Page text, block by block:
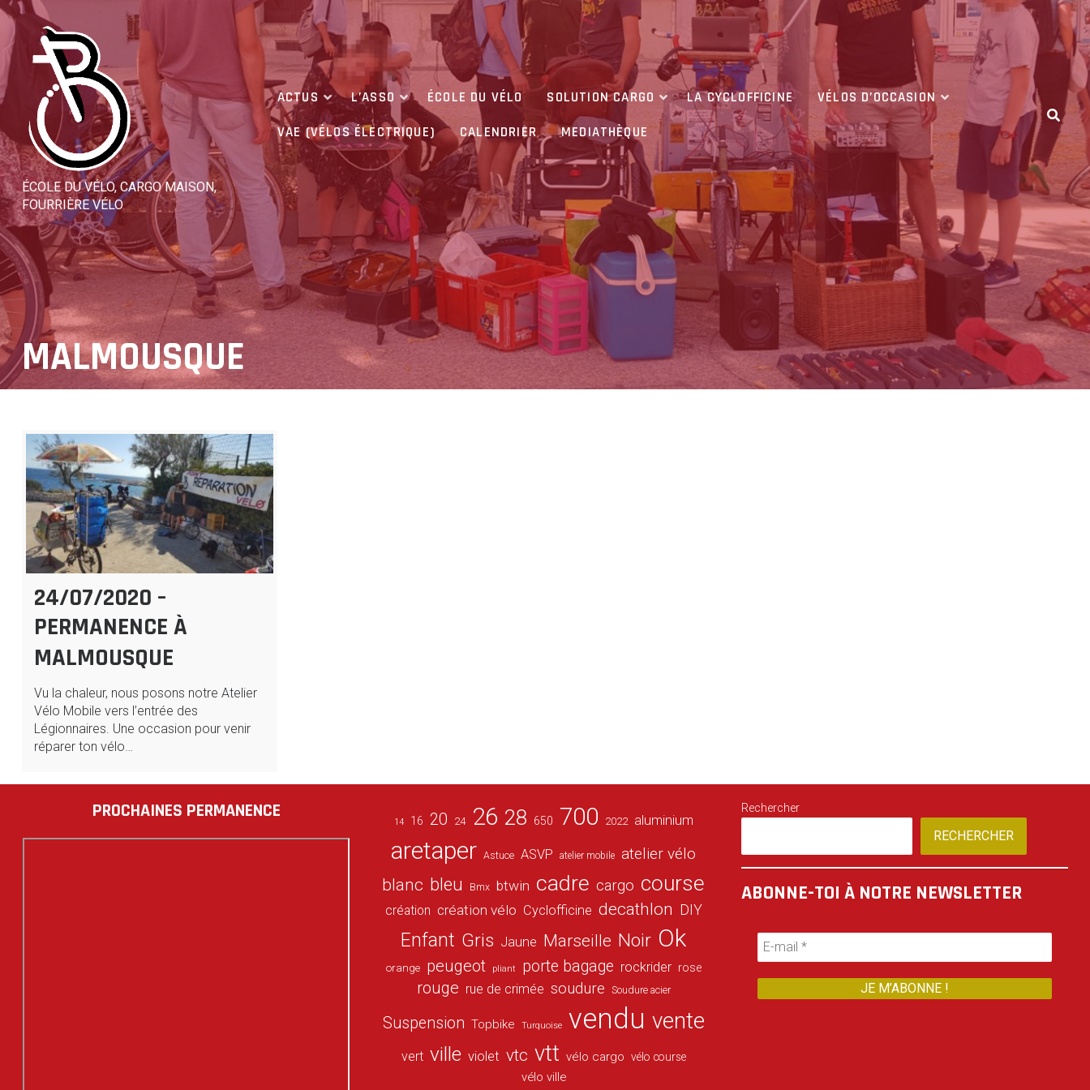
Skip
content
ÉCOLE DU VÉLO, CARGO MAISON,
FOURRIÈRE VÉLO
ACTUS L’ASSO ÉCOLE DU VÉLO SOLUTION CARGO LA CYCLOFFICINE
VÉLOS D’OCCASION
VAE (VÉLOS ÉLECTRIQUE)
CALENDRIER MEDIATHÈQUE
MALMOUSQUE
24/07/2020 –
PERMANENCE À
MALMOUSQUE
Vu la chaleur, nous posons notre Atelier
Vélo Mobile vers l’entrée des
Légionnaires. Une occasion pour venir
réparer ton vélo…
PROCHAINES PERMANENCE 14 16 20 24 26 28 650 700 2022 aluminium
aretaper Astuce ASVP atelier mobile atelier vélo
blanc bleu Bmx btwin cadre cargo course
création création vélo Cyclofficine decathlon DIY
Enfant Gris Jaune Marseille Noir Ok
orange peugeot pliant porte bagage rockrider rose
rouge rue de crimée soudure Soudure acier
Suspension Topbike Turquoise vendu vente
vert ville violet vtc vtt vélo cargo vélo course
vélo ville
Rechercher
RECHERCHER
ABONNE-TOI À NOTRE NEWSLETTER